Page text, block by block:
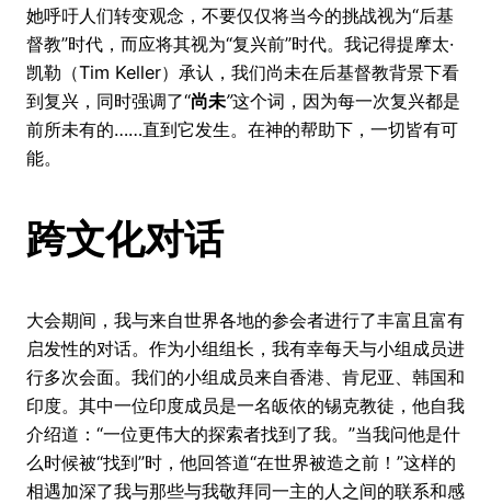
她呼吁人们转变观念，不要仅仅将当今的挑战视为“后基
督教”时代，而应将其视为“复兴前”时代。我记得提摩太·
凯勒（Tim Keller）承认，我们尚未在后基督教背景下看
到复兴，同时强调了“尚未”这个词，因为每一次复兴都是
前所未有的……直到它发生。在神的帮助下，一切皆有可
能。
跨文化对话
大会期间，我与来自世界各地的参会者进行了丰富且富有
启发性的对话。作为小组组长，我有幸每天与小组成员进
行多次会面。我们的小组成员来自香港、肯尼亚、韩国和
印度。其中一位印度成员是一名皈依的锡克教徒，他自我
介绍道：“一位更伟大的探索者找到了我。”当我问他是什
么时候被“找到”时，他回答道“在世界被造之前！”这样的
相遇加深了我与那些与我敬拜同一主的人之间的联系和感